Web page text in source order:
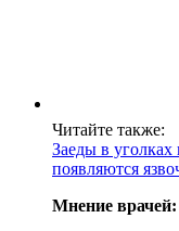
Читайте также:
Заеды в уголках
появляются
Мнение врачей: